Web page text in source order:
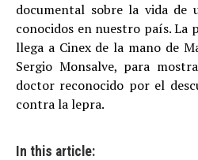
documental sobre la vida de
conocidos en nuestro país. La
llega a Cinex de la mano de
Sergio Monsalve, para
doctor reconocido por el
contra la lepra.
In this article: